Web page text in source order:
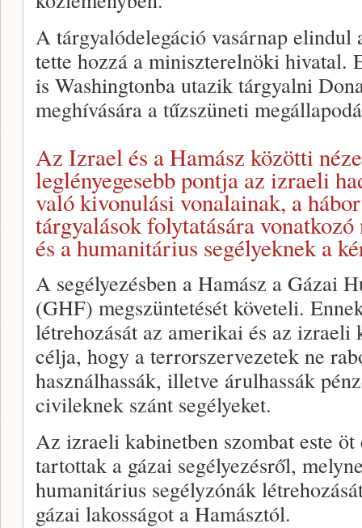
A tárgyalódelegáció vasárnap elindul
tette hozzá a miniszterelnöki hivatal.
is Washingtonba utazik tárgyalni
meghívására a tűzszüneti
Az Izrael és a Hamász közötti
leglényegesebb pontja az izraeli
való kivonulási vonalainak, a
tárgyalások folytatására
és a humanitárius segélyeknek a
A segélyezésben a Hamász a Gázai
(GHF) megszüntetését követeli.
létrehozását az amerikai és az izraeli
célja, hogy a terrorszervezetek ne
használhassák, illetve árulhassák
civileknek szánt segélyeket.
Az izraeli kabinetben szombat este
tartottak a gázai segélyezésről,
humanitárius segélyzónák
gázai lakosságot a Hamásztól.